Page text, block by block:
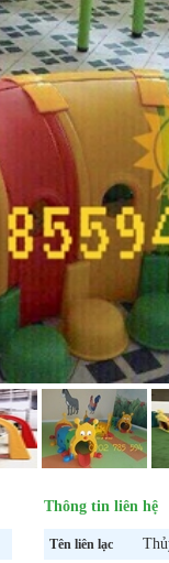
Thông tin liên hệ
Tên liên lạc